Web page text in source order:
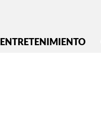
ENTRETENIMIENTO